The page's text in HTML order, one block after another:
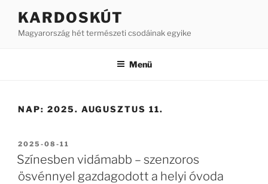
KARDOSKÚT
Magyarország hét természeti csodáinak egyike
Menü
NAP: 2025. AUGUSZTUS 11.
BEKÜLDVE:
2025-08-11
Színesben vidámabb – szenzoros
ösvénnyel gazdagodott a helyi óvoda